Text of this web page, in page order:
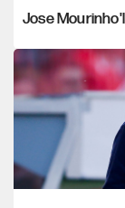
Jose